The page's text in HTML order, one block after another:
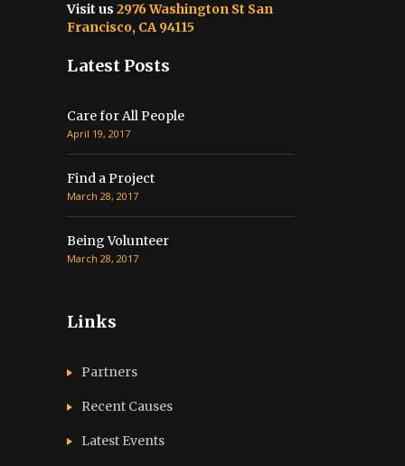
Visit us 2976 Washington St San
Francisco, CA 94115
Latest Posts
Care for All People
April 19, 2017
Find a Project
March 28, 2017
Being Volunteer
March 28, 2017
Links
Partners
Recent Causes
Latest Events